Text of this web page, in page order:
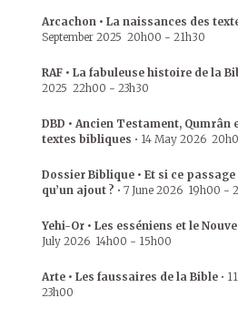
Arcachon • La naissances des
September 2025 20h00 - 21h30
RAF • La fabuleuse histoire de la
2025 22h00 - 23h30
DBD • Ancien Testament,
textes bibliques • 14 May 2026
Dossier Biblique • Et si ce passage
qu’un ajout ? • 7 June 2026 19h00 -
Yehi-Or • Les esséniens et le
July 2026 14h00 - 15h00
Arte • Les faussaires de la Bible •
23h00